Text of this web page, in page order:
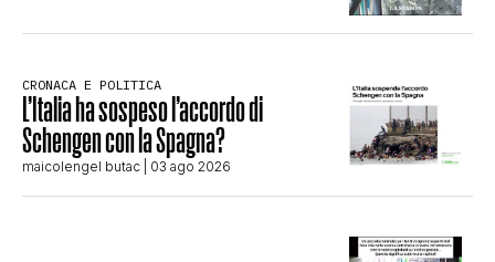
CRONACA E POLITICA
L’Italia ha sospeso l’accordo di
Schengen con la Spagna?
maicolengel butac | 03 ago 2026